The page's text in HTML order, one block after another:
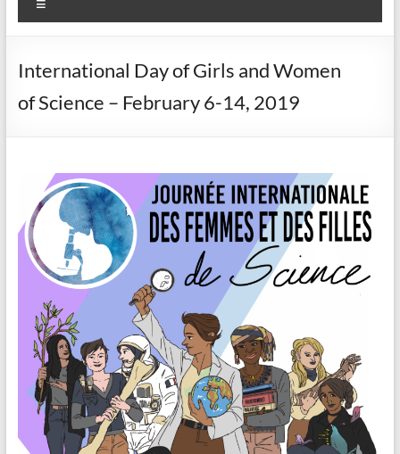
International Day of Girls and Women
of Science – February 6-14, 2019